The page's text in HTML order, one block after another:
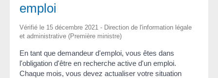
emploi
Vérifié le 15 décembre 2021 - Direction de l'information légale
et administrative (Première ministre)
En tant que demandeur d'emploi, vous êtes dans
l'obligation d'être en recherche active d'un emploi.
Chaque mois, vous devez actualiser votre situation